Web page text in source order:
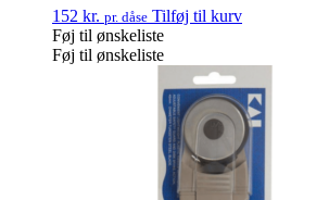
152 kr. pr. dåse Tilføj til kurv
Føj til ønskeliste
Føj til ønskeliste